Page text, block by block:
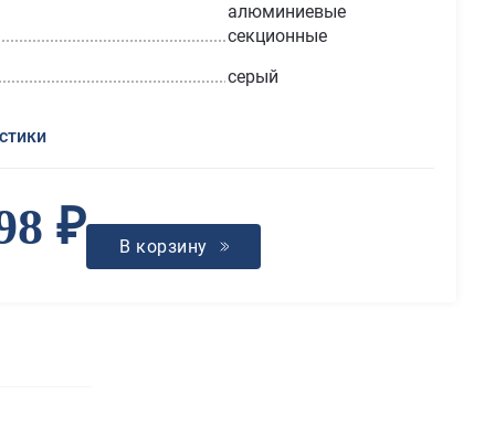
алюминиевые
секционные
серый
₽ В корзину